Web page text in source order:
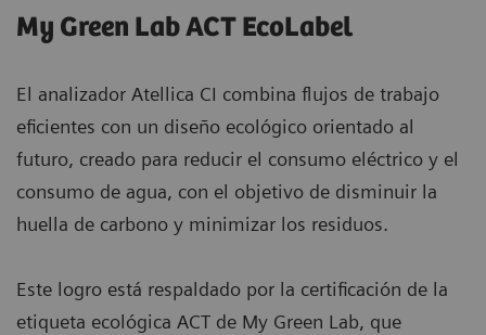
My Green Lab ACT EcoLabel
El analizador Atellica CI combina flujos de trabajo
eficientes con un diseño ecológico orientado al
futuro, creado para reducir el consumo eléctrico y el
consumo de agua, con el objetivo de disminuir la
huella de carbono y minimizar los residuos.
Este logro está respaldado por la certificación de la
etiqueta ecológica ACT de My Green Lab, que